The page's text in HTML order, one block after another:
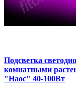
Подсветка
комнатными
"Наос" 40-100Вт